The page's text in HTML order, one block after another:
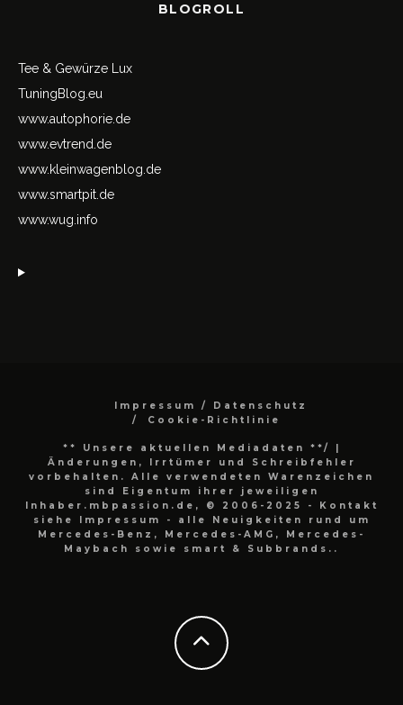
BLOGROLL
Tee & Gewürze Lux
TuningBlog.eu
www.autophorie.de
www.evtrend.de
www.kleinwagenblog.de
www.smartpit.de
www.wug.info
Impressum / Datenschutz
Cookie-Richtlinie
** Unsere aktuellen Mediadaten **/
Änderungen, Irrtümer und Schreibfehler
vorbehalten. Alle verwendeten Warenzeichen
sind Eigentum ihrer jeweiligen
Inhaber.mbpassion.de, © 2006-2025 - Kontakt
siehe Impressum - alle Neuigkeiten rund um
Mercedes-Benz, Mercedes-AMG, Mercedes-
Maybach sowie smart & Subbrands..